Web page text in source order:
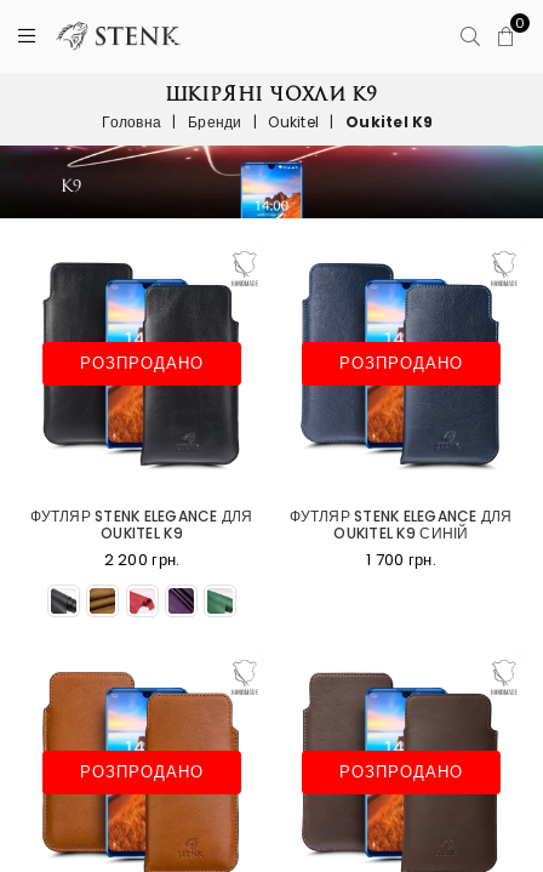
0
ШКІРЯНІ ЧОХЛИ K9
Головна | Бренди | Oukitel | Oukitel K9
РОЗПРОДАНО
ФУТЛЯР STENK ELEGANCE ДЛЯ
OUKITEL K9
2 200 грн.
РОЗПРОДАНО
ФУТЛЯР STENK ELEGANCE ДЛЯ
OUKITEL K9 СИНІЙ
1 700 грн.
РОЗПРОДАНО РОЗПРОДАНО